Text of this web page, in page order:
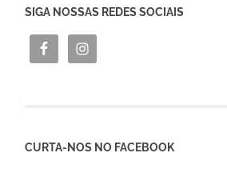
SIGA NOSSAS REDES SOCIAIS
CURTA-NOS NO FACEBOOK